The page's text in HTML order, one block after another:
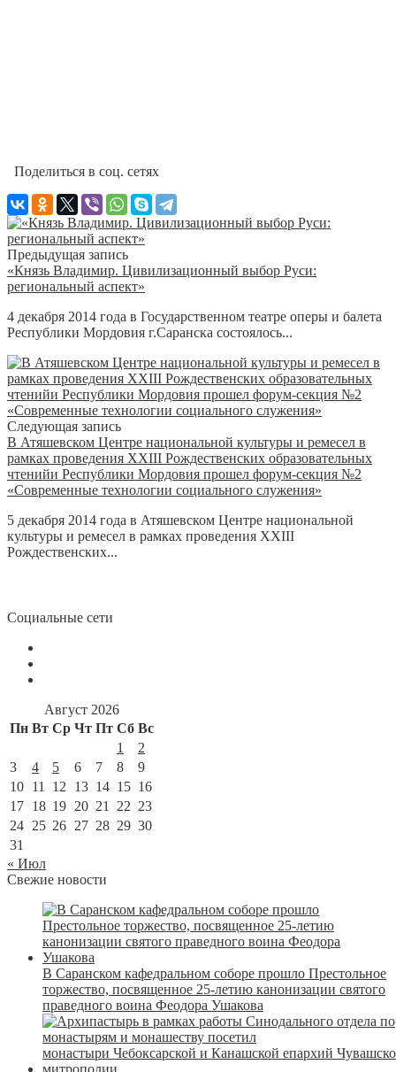
Поделиться в соц. сетях
Предыдущая запись
«Князь Владимир. Цивилизационный выбор Руси:
региональный аспект»
4 декабря 2014 года в Государственном театре оперы и балета
Республики Мордовия г.Саранска состоялось...
Следующая запись
В Атяшевском Центре национальной культуры и ремесел в
рамках проведения XXIII Рождественских образовательных
чтенийи Республики Мордовия прошел форум-секция №2
«Современные технологии социального служения»
5 декабря 2014 года в Атяшевском Центре национальной
культуры и ремесел в рамках проведения XXIII
Рождественских...
Социальные сети
Август 2026
Пн Вт Ср Чт Пт Сб Вс
1
2
3
4 5 6 7 8
9
10 11 12 13 14 15 16
17 18 19 20 21 22 23
24 25 26 27 28 29 30
31
« Июл
Свежие новости
В Саранском кафедральном соборе прошло Престольное
торжество, посвященное 25-летию канонизации святого
праведного воина Феодора Ушакова